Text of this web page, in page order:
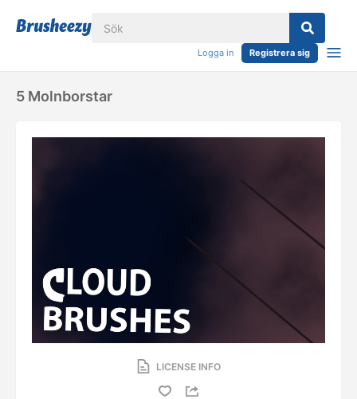
Logga in Registrera sig
5 Molnborstar
LICENSE INFO